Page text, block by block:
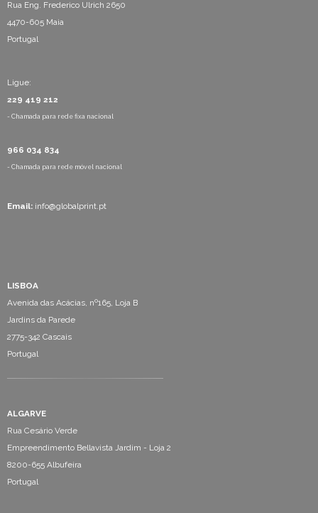
Rua Eng. Frederico Ulrich 2650
4470-605 Maia
Portugal
Ligue:
229 419 212
- Chamada para rede fixa nacional
966 034 834
- Chamada para rede móvel nacional
Email: info@globalprint.pt
LISBOA
Avenida das Acácias, nº165, Loja B
Jardins da Parede
2775-342 Cascais
Portugal
ALGARVE
Rua Cesário Verde
Empreendimento Bellavista Jardim - Loja 2
8200-655 Albufeira
Portugal